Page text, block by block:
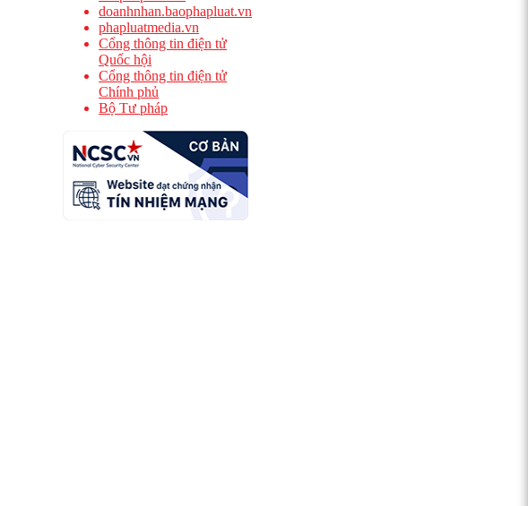
doanhnhan.baophapluat.vn
phapluatmedia.vn
Cổng thông tin điện tử
Quốc hội
Cổng thông tin điện tử
Chính phủ
Bộ Tư pháp